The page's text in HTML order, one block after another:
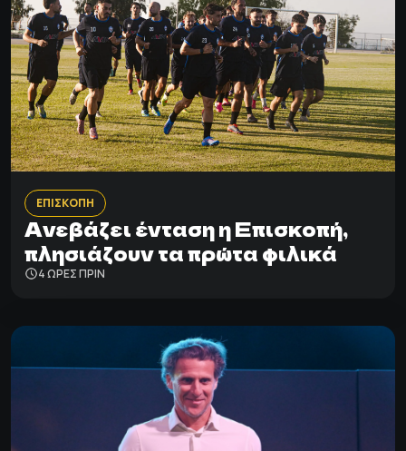
ΕΠΙΣΚΟΠΗ
Ανεβάζει ένταση η Επισκοπή,
πλησιάζουν τα πρώτα φιλικά
4 ΩΡΕΣ ΠΡΙΝ